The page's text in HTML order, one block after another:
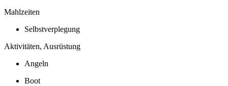
Mahlzeiten
Selbstverplegung
Aktivitäten, Ausrüstung
Angeln
Boot